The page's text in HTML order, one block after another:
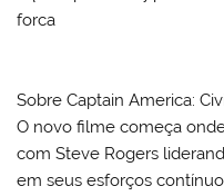
forca
Sobre Captain America:
O novo filme começa
com Steve Rogers
em seus esforços